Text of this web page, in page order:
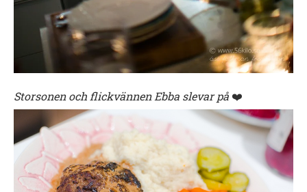
Storsonen och flickvännen Ebba slevar på ❤️